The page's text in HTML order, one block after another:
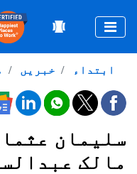
خبریں ابتداء
سلیمان
مالک